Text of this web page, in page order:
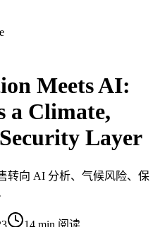
Meets AI:
a Climate,
Layer
转向 AI 分析、气候风险、保
14 min 阅读